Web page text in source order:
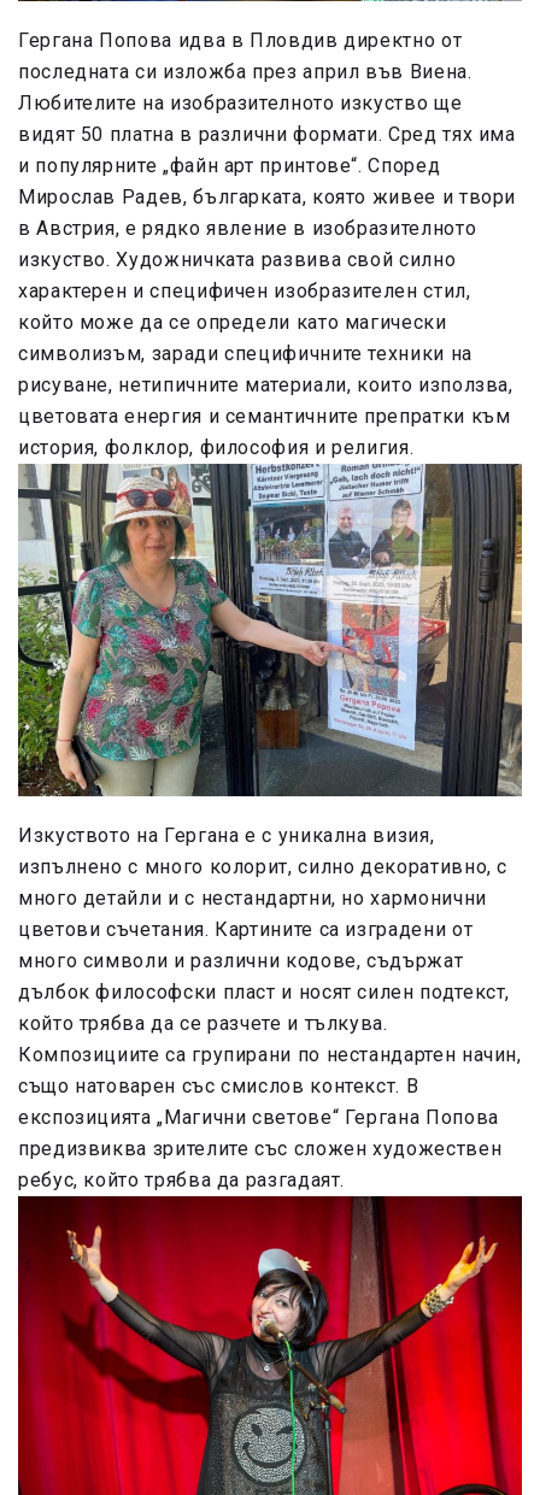
Гергана Попова идва в Пловдив директно от
последната си изложба през април във Виена.
Любителите на изобразителното изкуство ще
видят 50 платна в различни формати. Сред тях има
и популярните „файн арт принтове“. Според
Мирослав Радев, българката, която живее и твори
в Австрия, е рядко явление в изобразителното
изкуство. Художничката развива свой силно
характерен и специфичен изобразителен стил,
който може да се определи като магически
символизъм, заради специфичните техники на
рисуване, нетипичните материали, които използва,
цветовата енергия и семантичните препратки към
история, фолклор, философия и религия.
Изкуството на Гергана е с уникална визия,
изпълнено с много колорит, силно декоративно, с
много детайли и с нестандартни, но хармонични
цветови съчетания. Картините са изградени от
много символи и различни кодове, съдържат
дълбок философски пласт и носят силен подтекст,
който трябва да се разчете и тълкува.
Композициите са групирани по нестандартен начин,
също натоварен със смислов контекст. В
експозицията „Магични светове“ Гергана Попова
предизвиква зрителите със сложен художествен
ребус, който трябва да разгадаят.